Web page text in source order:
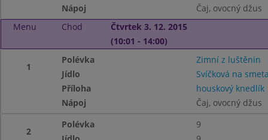
Nápoj
Čaj, ovocný džus
Menu
Chod
Čtvrtek 3. 12. 2015
(10:01 - 14:00)
1
Polévka
Zimní z luštěnin
Jídlo
Svíčková na
Příloha
houskový knedlík
Nápoj
Čaj, ovocný džus
2
Polévka
9